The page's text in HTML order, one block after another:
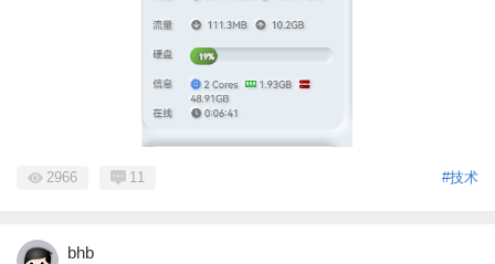
#技术
2966 11
bhb